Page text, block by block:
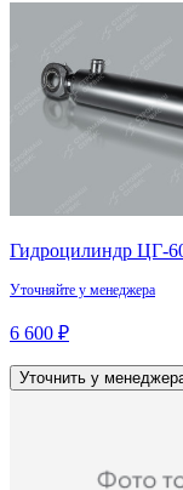
Гидроцилиндр ЦГ-
Уточняйте у менеджера
6 600 ₽
Уточнить у